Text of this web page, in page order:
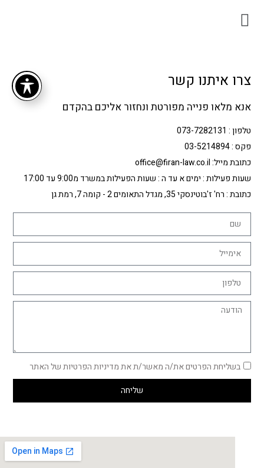
צרו איתנו קשר
אנא מלאו פנייה מפורטת ונחזור אליכם בהקדם
טלפון : 073-7282131
פקס : 03-5214894
כתובת מייל: office@firan-law.co.il
שעות פעילות : ימים א עד ה : שעות הפעילות במשרד מ9:00 עד 17:00
כתובת : רח' ז'בוטינסקי 35, מגדל התאומים 2 - קומה 7, רמת גן
בשליחת הפרטים את/ה מאשר/ת את מדיניות הפרטיות של האתר
שליחה